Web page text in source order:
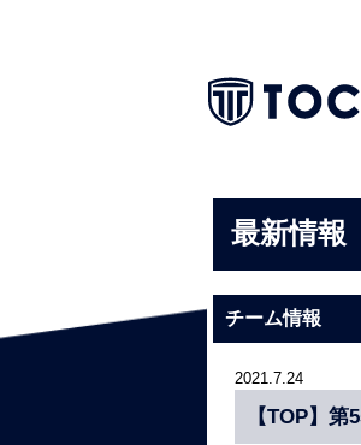
最新情報
チーム情報
2021.7.24
【TOP】